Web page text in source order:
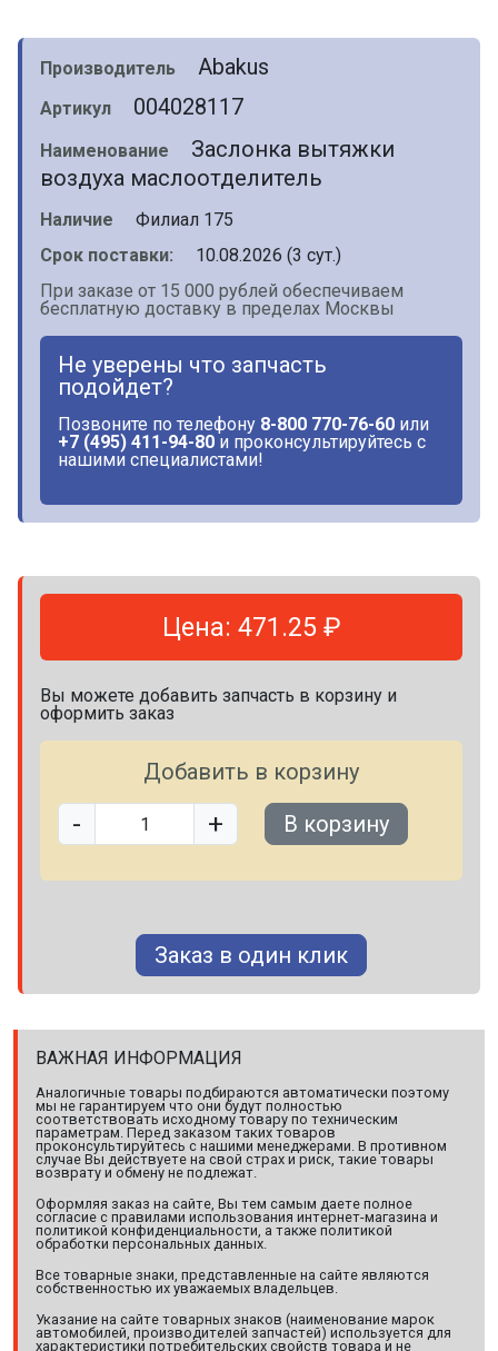
Производитель Abakus
Артикул 004028117
Наименование
Заслонка вытяжки
воздуха маслоотделитель
Наличие
Филиал 175
Срок поставки:
10.08.2026 (3 сут.)
При заказе от 15 000 рублей обеспечиваем
бесплатную доставку в пределах Москвы
Не уверены что запчасть
подойдет?
Позвоните по телефону 8-800 770-76-60 или
+7 (495) 411-94-80 и проконсультируйтесь с
нашими специалистами!
Цена: 471.25 ₽
Вы можете добавить запчасть в корзину и
оформить заказ
Добавить в корзину
- + В корзину
Заказ в один клик
ВАЖНАЯ ИНФОРМАЦИЯ
Аналогичные товары подбираются автоматически поэтому
мы не гарантируем что они будут полностью
соответствовать исходному товару по техническим
параметрам. Перед заказом таких товаров
проконсультируйтесь с нашими менеджерами. В противном
случае Вы действуете на свой страх и риск, такие товары
возврату и обмену не подлежат.
Оформляя заказ на сайте, Вы тем самым даете полное
согласие с правилами использования интернет-магазина и
политикой конфиденциальности, а также политикой
обработки персональных данных.
Все товарные знаки, представленные на сайте являются
собственностью их уважаемых владельцев.
Указание на сайте товарных знаков (наименование марок
автомобилей, производителей запчастей) используется для
характеристики потребительских свойств товара и не